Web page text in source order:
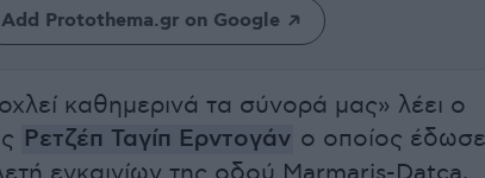
Add Protothema.gr on Google
καθημερινά τα σύνορά μας» λέει ο
Ρετζέπ Ταγίπ Ερντογάν ο οποίος έδωσε